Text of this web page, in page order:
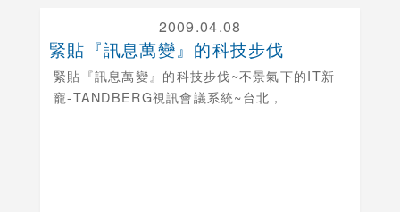
2009.04.08
緊貼『訊息萬變』的科技步伐
緊貼『訊息萬變』的科技步伐~不景氣下的IT新
寵-TANDBERG視訊會議系統~台北，